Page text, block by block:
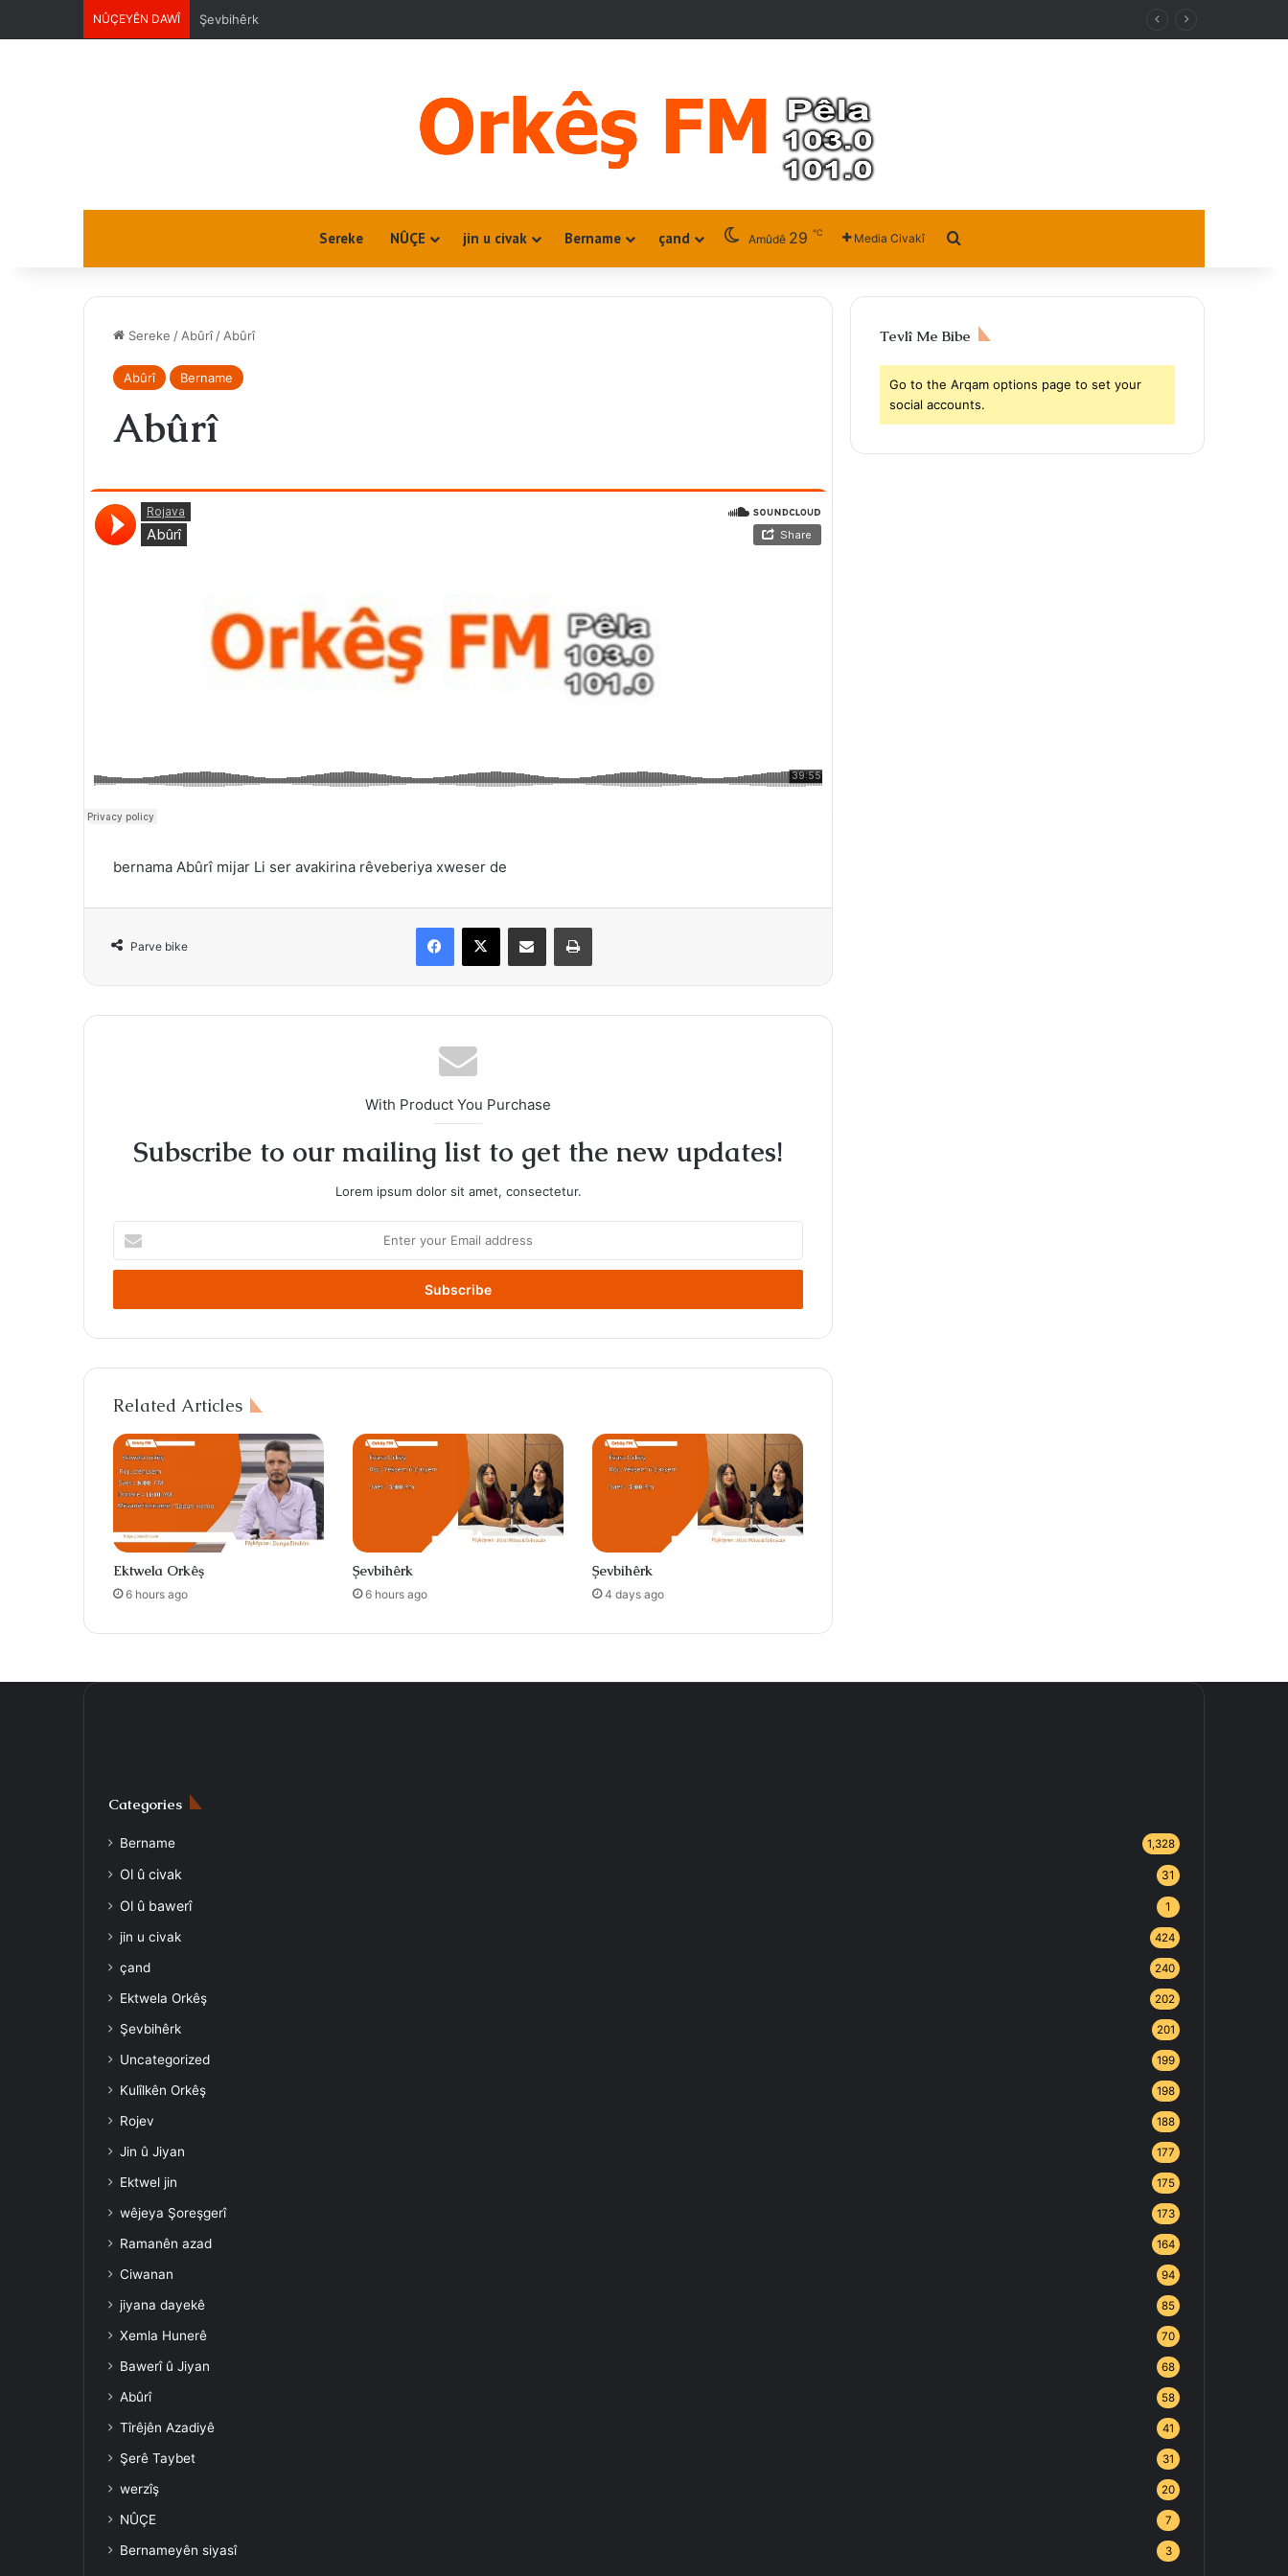
NÛÇEYÊN DAWÎ Ektwel jin
Sereke NÛÇE jin u civak Bername çand Amûdê 29 ℃ Media Civakî
Sereke / Abûrî / Abûrî
Abûrî Bername
Abûrî
bernama Abûrî mijar Li ser avakirina rêveberiya xweser de
Parve bike
Facebook
X Share via Email Print
With Product You Purchase
Subscribe to our mailing list to get the new updates!
Lorem ipsum dolor sit amet, consectetur.
your
Email
Related Articles
Ektwela Orkêş
6 hours ago
Şevbihêrk
6 hours ago
Şevbihêrk
4 days ago
Tevlî Me Bibe
Go to the Arqam options page to set your
social accounts.
Categories
Bername 1,328
Ol û civak 31
Ol û bawerî 1
jin u civak 424
çand 240
Ektwela Orkêş 202
Şevbihêrk 201
Uncategorized 199
Kulîlkên Orkêş 198
Rojev 188
Jin û Jiyan 177
Ektwel jin 175
wêjeya Şoreşgerî 173
Ramanên azad 164
Ciwanan 94
jiyana dayekê 85
Xemla Hunerê 70
Bawerî û Jiyan 68
Abûrî 58
Tîrêjên Azadiyê 41
Şerê Taybet 31
werzîş 20
NÛÇE 7
Bernameyên siyasî 3